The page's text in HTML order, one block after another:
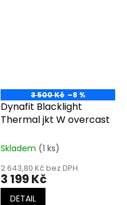
3 500 Kč –8 %
Dynafit Blacklight
Thermal jkt W overcast
Skladem (1 ks)
2 643,80 Kč bez DPH
3 199 Kč
DETAIL